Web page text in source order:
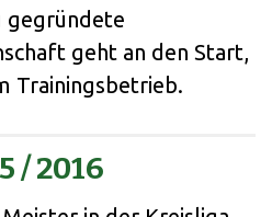
gegründete
geht an den Start,
Trainingsbetrieb.
/ 2016